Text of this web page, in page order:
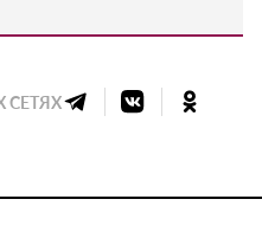
СЕТЯХ